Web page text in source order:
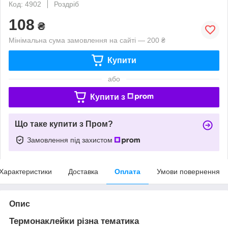
Код: 4902
Роздріб
108 ₴
Мінімальна сума замовлення на сайті — 200 ₴
Купити
або
Купити з
Що таке купити з Пром?
Замовлення під захистом
Доставка Оплата Умови повернення
Опис
Термонаклейки різна тематика